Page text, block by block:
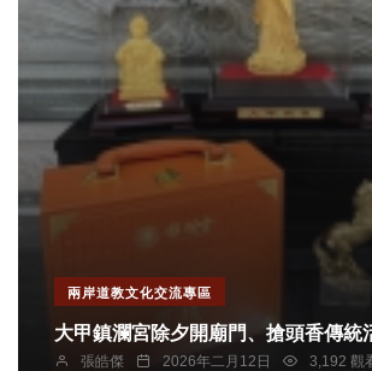
兩岸道教文化交流專區
大甲鎮瀾宮除夕開廟門、搶頭香傳統
張皓傑 2026年二月12日 3,192 觀